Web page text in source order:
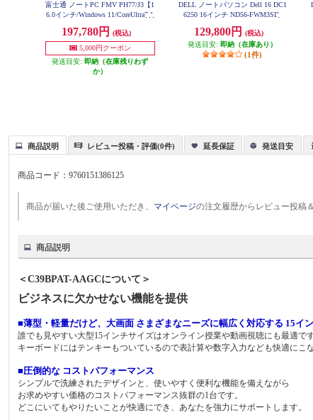
富士通 ノートPC FMV PH77/J3【1
6.0インチ/Windows 11/CoreUltra7-1
soft Office搭載/ストームグレー/202
4年10月モデル】 FMVP77J3HN
197,780円
(税込)
5,000円クーポン
発送目安: 即納（在庫残りわず
か）
DELL ノートパソコン Dell 16 DC1
6250 16インチ ND56-FWM3SD
129,800円
(税込)
発送目安: 即納（在庫あり）
(1件)
商品説明 レビュー投稿・評価(0件) 延長保証 発送目安
商品コード：9760151386125
商品が届いた後ご使用いただき、 マイページの注文履歴からレビュー投稿
商品説明
＜C39BPAT-AAGCについて＞
ビジネスに欠かせない機能を提供
■薄型・軽量だけど、大画面 さまざまなニーズに幅広く対応する 15イ
誰でも見やすい大型15インチサイズはオンライン授業や動画視聴にも最適です
キーボードにはテンキーもついているので表計算や数字入力なども快適にこな
■圧倒的な コストパフォーマンス
シンプルで洗練されたデザインと、使いやすく便利な機能を備えながら
お求めやすい価格のコストパフォーマンス抜群の1台です。
どこにいてもやりたいことが快適にでき、あなたを強力にサポートします。